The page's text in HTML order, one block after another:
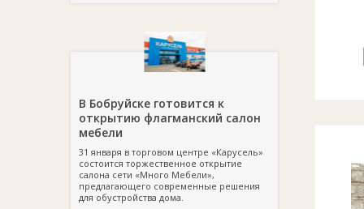
В Бобруйске готовится к
открытию флагманский салон
мебели
31 января в торговом центре «Карусель»
состоится торжественное открытие
салона сети «Много Мебели»,
предлагающего современные решения
для обустройства дома.